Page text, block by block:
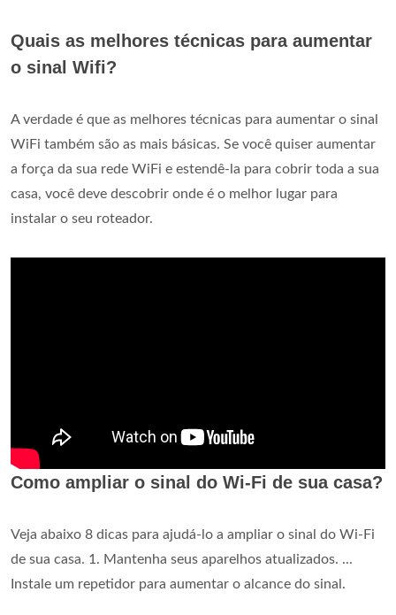
Quais as melhores técnicas para aumentar
o sinal Wifi?
A verdade é que as melhores técnicas para aumentar o sinal
WiFi também são as mais básicas. Se você quiser aumentar
a força da sua rede WiFi e estendê-la para cobrir toda a sua
casa, você deve descobrir onde é o melhor lugar para
instalar o seu roteador.
Como ampliar o sinal do Wi-Fi de sua casa?
Veja abaixo 8 dicas para ajudá-lo a ampliar o sinal do Wi-Fi
de sua casa. 1. Mantenha seus aparelhos atualizados. ...
Instale um repetidor para aumentar o alcance do sinal.